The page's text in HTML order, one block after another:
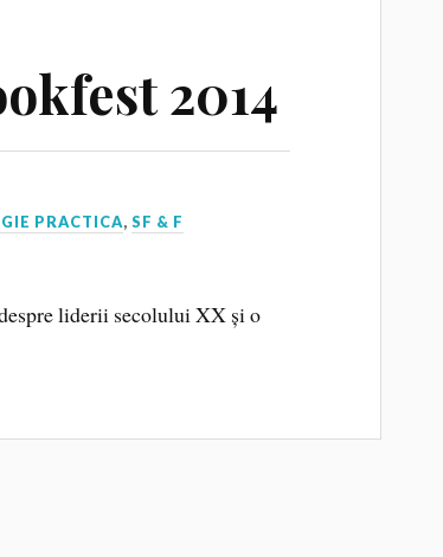
2014
PRACTICA,SF & F
liderii secolului XX și o